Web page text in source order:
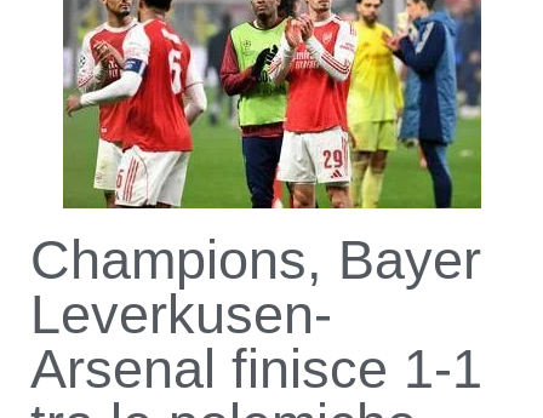
Champions, Bayer
Leverkusen-
Arsenal finisce 1-1